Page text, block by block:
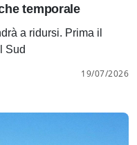
temporale
a ridursi. Prima il
Sud
19/07/2026